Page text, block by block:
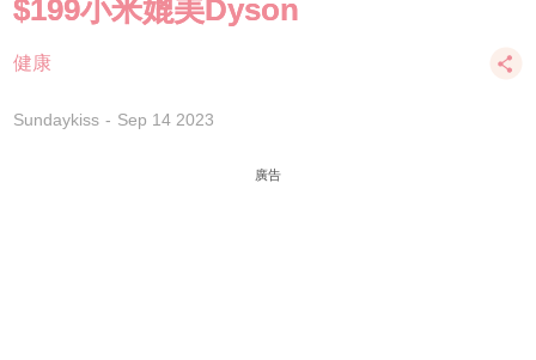
$199小米媲美Dyson
健康
Sundaykiss Sep 14 2023
廣告